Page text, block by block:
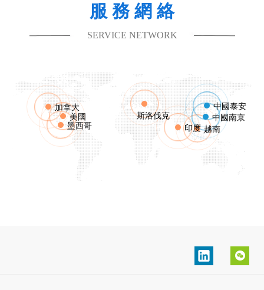
服 務 網 絡
SERVICE NETWORK
加拿大
美國
墨西哥
斯洛伐克
印度 越南
中國泰安
中國南京